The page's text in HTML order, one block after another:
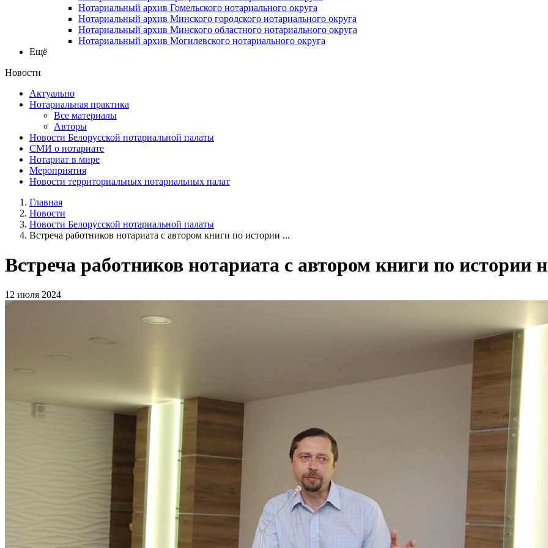
Нотариальный архив Гомельского нотариального округа
Нотариальный архив Минского городского нотариального округа
Нотариальный архив Минского областного нотариального округа
Нотариальный архив Могилевского нотариального округа
Ещё
Новости
Актуально
Нотариальная практика
Все материалы
Авторы
Новости Белорусской нотариальной палаты
СМИ о нотариате
Нотариат в мире
Мероприятия
Новости территориальных нотариальных палат
Главная
Новости
Новости Белорусской нотариальной палаты
Встреча работников нотариата с автором книги по истории ...
Встреча работников нотариата с автором книги по истории
12 июля 2024